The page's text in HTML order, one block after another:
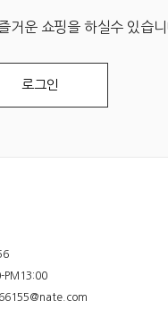
거운 쇼핑을 하실수 있습니
로그인
PM13:00